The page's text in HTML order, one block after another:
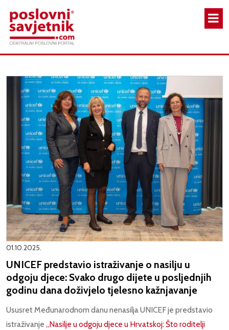
01.10.2025.
UNICEF predstavio istraživanje o nasilju u
odgoju djece: Svako drugo dijete u posljednjih
godinu dana doživjelo tjelesno kažnjavanje
Ususret Međunarodnom danu nenasilja UNICEF je predstavio
istraživanje „Nasilje u odgoju djece u Hrvatskoj: Što roditelji